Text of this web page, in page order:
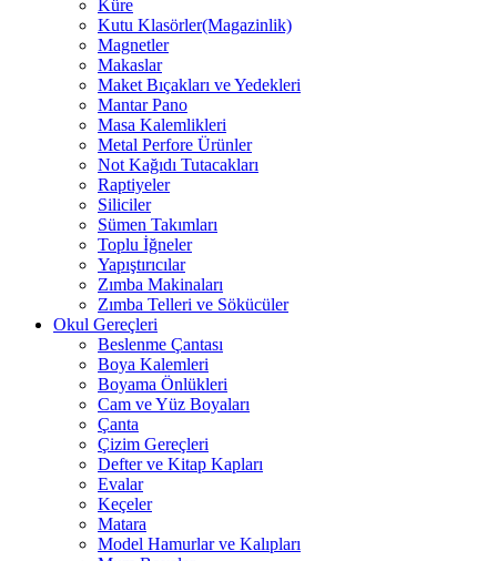
Küre
Kutu Klasörler(Magazinlik)
Magnetler
Makaslar
Maket Bıçakları ve Yedekleri
Mantar Pano
Masa Kalemlikleri
Metal Perfore Ürünler
Not Kağıdı Tutacakları
Raptiyeler
Siliciler
Sümen Takımları
Toplu İğneler
Yapıştırıcılar
Zımba Makinaları
Zımba Telleri ve Sökücüler
Okul Gereçleri
Beslenme Çantası
Boya Kalemleri
Boyama Önlükleri
Cam ve Yüz Boyaları
Çanta
Çizim Gereçleri
Defter ve Kitap Kapları
Evalar
Keçeler
Matara
Model Hamurlar ve Kalıpları